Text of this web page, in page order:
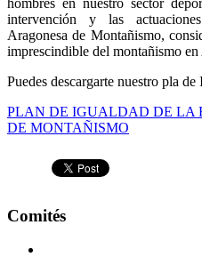
hombres en nuestro sector
intervención y las
Aragonesa de Montañismo,
imprescindible del montañismo en
Puedes descargarte nuestro pla
PLAN DE IGUALDAD DE LA
DE MONTAÑISMO
Comités